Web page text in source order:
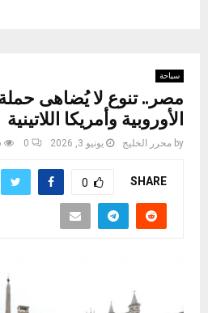
سياحة
مصر.. تنوع لا يُضاهى
الأوروبية وأمريكا اللاتينية
by محرر الخليج يونيو 3, 2026 0
SHARE
0